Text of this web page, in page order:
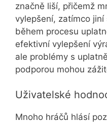
značně liší, přičemž
vylepšení, zatímco
během procesu
efektivní vylepšení
ale problémy s
podporou mohou
Uživatelské
Mnoho hráčů hlásí